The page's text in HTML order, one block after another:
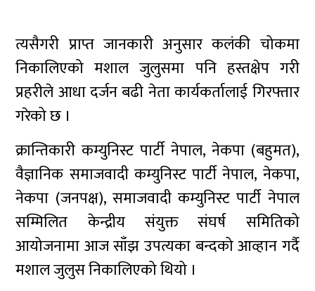
त्यसैगरी प्राप्त जानकारी अनुसार कलंकी चोकमा
निकालिएको मशाल जुलुसमा पनि हस्तक्षेप गरी
प्रहरीले आधा दर्जन बढी नेता कार्यकर्तालाई गिरफ्तार
गरेको छ ।
क्रान्तिकारी कम्युनिस्ट पार्टी नेपाल, नेकपा (बहुमत),
वैज्ञानिक समाजवादी कम्युनिस्ट पार्टी नेपाल, नेकपा,
नेकपा (जनपक्ष), समाजवादी कम्युनिस्ट पार्टी नेपाल
सम्मिलित केन्द्रीय संयुक्त संघर्ष समितिको
आयोजनामा आज साँझ उपत्यका बन्दको आव्हान गर्दै
मशाल जुलुस निकालिएको थियो ।